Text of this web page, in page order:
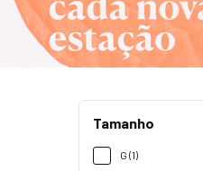
Tamanho
G (1)